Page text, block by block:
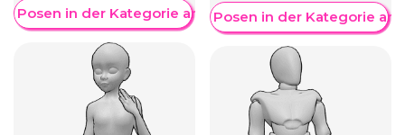
Posen in der Kategorie anzeigenWeitere Posen in der Kategorie